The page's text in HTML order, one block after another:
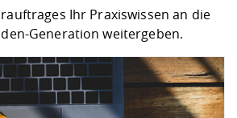
Ihr Praxiswissen an die
Generation weitergeben.